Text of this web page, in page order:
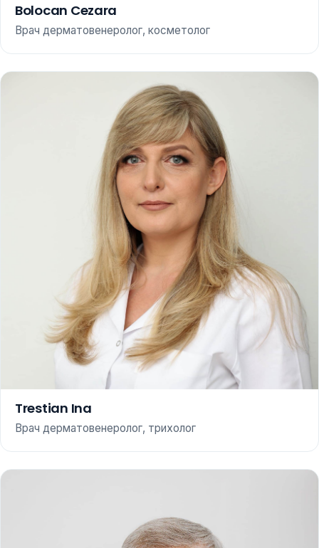
Bolocan Cezara
Врач дерматовенеролог, косметолог
Trestian Ina
Врач дерматовенеролог, трихолог